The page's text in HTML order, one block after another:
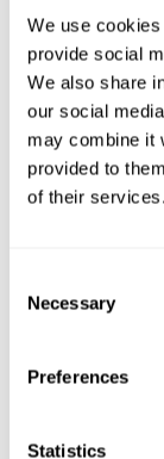
We use
provide social
We also share
our social
may combine it
provided to
of their services.
Selection
Necessary
Preferences
Statistics
¿Quieres saber
nuestra página